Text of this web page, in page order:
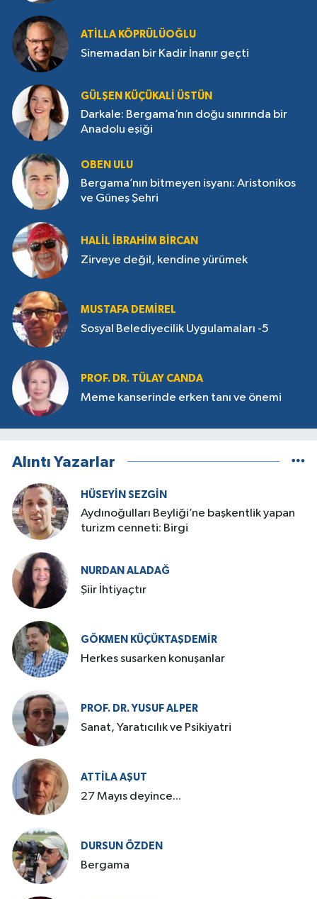
ATILLA KÖPRÜLÜOĞLU
Sinemadan bir Kadir İnanır geçti
GÜLŞEN KÜÇÜKALI ÜSTÜN
Darkale: Bergama’nın doğu sınırında bir
Anadolu eşiği
OBEN ULU
Bergama’nın bitmeyen isyanı: Aristonikos
ve Güneş Şehri
HALIL İBRAHIM BIRCAN
Zirveye değil, kendine yürümek
MUSTAFA DEMIREL
Sosyal Belediyecilik Uygulamaları -5
PROF. DR. TÜLAY CANDA
Meme kanserinde erken tanı ve önemi
Alıntı Yazarlar
HÜSEYIN SEZGIN
Aydınoğulları Beyliği’ne başkentlik yapan
turizm cenneti: Birgi
NURDAN ALADAĞ
Şiir İhtiyaçtır
GÖKMEN KÜÇÜKTAŞDEMIR
Herkes susarken konuşanlar
PROF. DR. YUSUF ALPER
Sanat, Yaratıcılık ve Psikiyatri
ATTILA AŞUT
27 Mayıs deyince...
DURSUN ÖZDEN
Bergama